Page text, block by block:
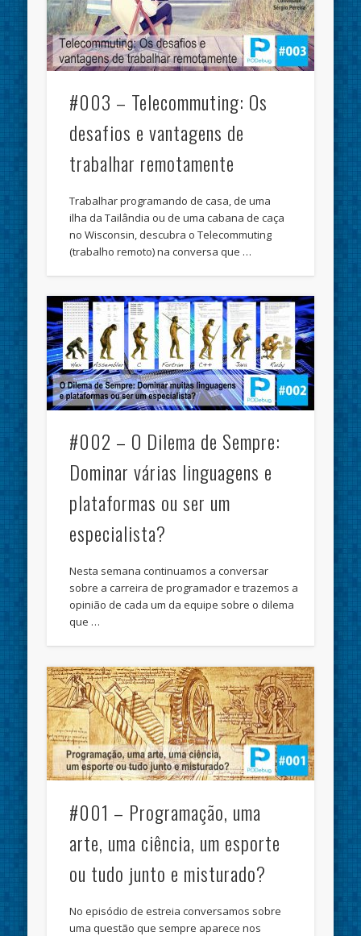
#003 – Telecommuting: Os
desafios e vantagens de
trabalhar remotamente
Trabalhar programando de casa, de uma
ilha da Tailândia ou de uma cabana de caça
no Wisconsin, descubra o Telecommuting
(trabalho remoto) na conversa que …
#002 – O Dilema de Sempre:
Dominar várias linguagens e
plataformas ou ser um
especialista?
Nesta semana continuamos a conversar
sobre a carreira de programador e trazemos a
opinião de cada um da equipe sobre o dilema
que …
#001 – Programação, uma
arte, uma ciência, um esporte
ou tudo junto e misturado?
No episódio de estreia conversamos sobre
uma questão que sempre aparece nos